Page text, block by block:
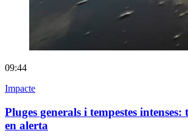
09:44
Impacte
Pluges generals i tempestes
en alerta